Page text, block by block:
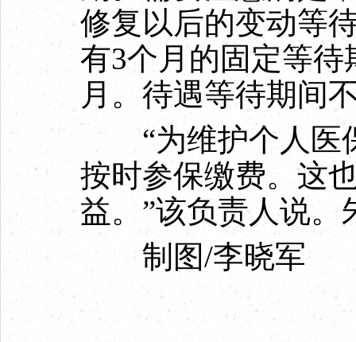
修复以后的变动等
有3个月的固定等
月。待遇等待期间
“为维护个人医
按时参保缴费。这
益。”该负责人说。
制图/李晓军